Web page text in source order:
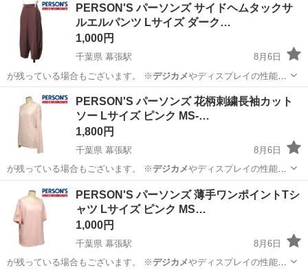
PERSON'S パーソンズ サイドヘムタックサ
ルエルパンツ Lサイズ ダーク…
1,000円
千葉県 幕張駅
8月6日
が残っている場合もございます。 ※デジカメやディスプレイの性能
上、画像が実物と…
千葉 千葉市 ボトムス パーソンズ
PERSON'S パーソンズ 花柄刺繍長袖カット
ソー Lサイズ ピンク MS-…
1,800円
千葉県 幕張駅
8月6日
が残っている場合もございます。 ※デジカメやディスプレイの性能
上、画像が実物と…
千葉 千葉市 Tシャツ パーソンズ
PERSON'S パーソンズ 薄手ワンポイントTシ
ャツ Lサイズ ピンク MS…
1,000円
千葉県 幕張駅
8月6日
が残っている場合もございます。 ※デジカメやディスプレイの性能